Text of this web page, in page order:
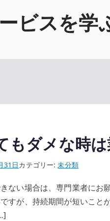
ビスを学
もダメな時
31日カテゴリー:未分類
ない場合は、専門業者にお
すが、持続期間が短いこと